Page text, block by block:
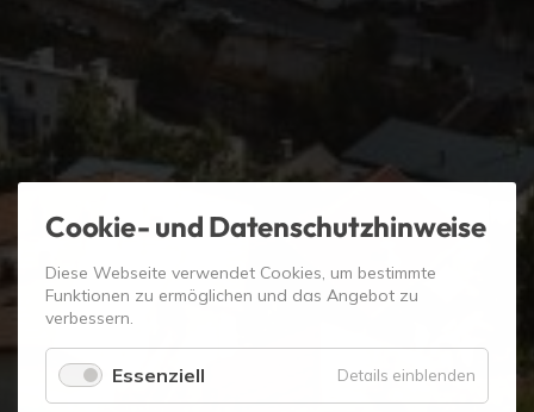
Cookie- und Datenschutzhinweise
Diese Webseite verwendet Cookies, um bestimmte
Funktionen zu ermöglichen und das Angebot zu
verbessern.
Essenziell Details einblenden